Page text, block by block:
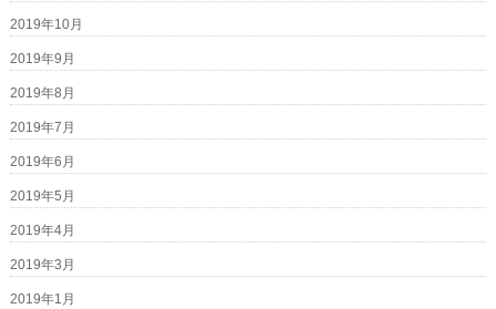
2019年10月
2019年9月
2019年8月
2019年7月
2019年6月
2019年5月
2019年4月
2019年3月
2019年1月